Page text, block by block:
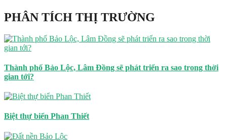
PHÂN TÍCH THỊ TRƯỜNG
Thành phố Bảo Lộc, Lâm Đồng sẽ phát triển ra sao trong thời
gian tới?
Biệt thự biển Phan Thiết